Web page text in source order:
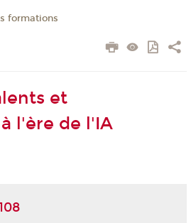
formations
et
l'ère de l'IA